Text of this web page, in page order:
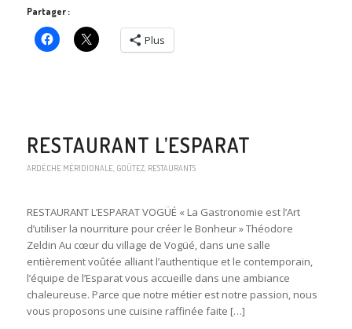
Partager :
Plus
RESTAURANT L’ESPARAT
ARDÈCHE MÉRIDIONALE, GOÛTEZ, RESTAURANTS
RESTAURANT L’ESPARAT VOGÜÉ « La Gastronomie est l’Art
d’utiliser la nourriture pour créer le Bonheur » Théodore
Zeldin Au cœur du village de Vogüé, dans une salle
entièrement voûtée alliant l’authentique et le contemporain,
l’équipe de l’Esparat vous accueille dans une ambiance
chaleureuse. Parce que notre métier est notre passion, nous
vous proposons une cuisine raffinée faite […]